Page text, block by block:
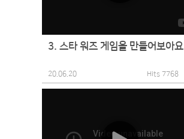
3. 스타 워즈 게임을 만들어보아요
20.06.20 Hits 7768